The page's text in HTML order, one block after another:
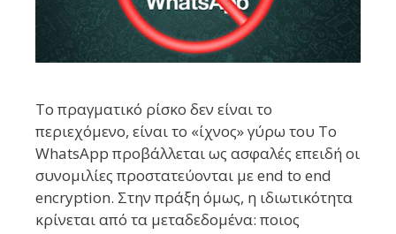
Το πραγματικό ρίσκο δεν είναι το
περιεχόμενο, είναι το «ίχνος» γύρω του Το
WhatsApp προβάλλεται ως ασφαλές επειδή οι
συνομιλίες προστατεύονται με end to end
encryption. Στην πράξη όμως, η ιδιωτικότητα
κρίνεται από τα μεταδεδομένα: ποιος